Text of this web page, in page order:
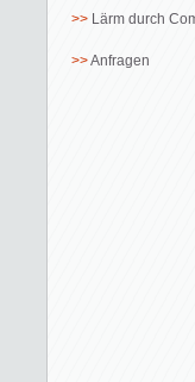
Lärm durch
Anfragen